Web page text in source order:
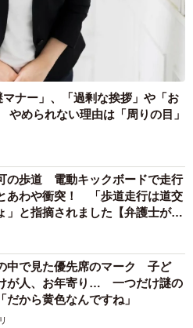
ナー」、「過剰な挨拶」や「お
められない理由は「周りの目」
の歩道 電動キックボードで走行
あわや衝突！ 「歩道走行は道交
」と指摘されました【弁護士が解
中で見た優先席のマーク 子ど
が人、お年寄り… 一つだけ謎の
だから黄色なんですね」